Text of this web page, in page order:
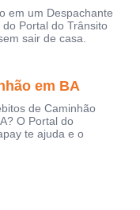
em um Despachante
Portal do Trânsito
sair de casa.
em BA
de Caminhão
O Portal do
te ajuda e o